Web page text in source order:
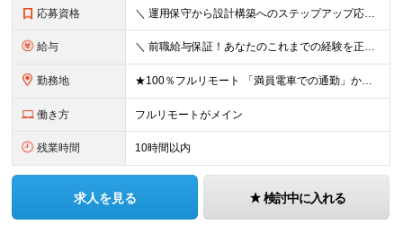
応募資格 ＼ 運用保守から設計構築へのステップアップ応援！ ／ ★学歴・分野不問（運用保守経験のみでも歓迎） ★「設計・構築に挑戦したい」「市場価値を高めたい」という意欲を重視！ ┗豊富な案件（SIer直下など
給与 ＼ 前職給与保証！あなたのこれまでの経験を正当評価 ／ ★月収50万円～スタート！【年俸600万～1,162万8,000円（12分割）】 ――「頑張りが給与に直結しない…」そんな不満とは無縁の環境で
勤務地 ★100％フルリモート 「満員電車での通勤」から卒業できます！ ★転勤なし 【本社】 東京都新宿区神楽坂1-2 研究社英語センタービル3階 本社またはプロジェクト先にて勤務いただきます！ ※プロジ
働き方 フルリモートがメイン
残業時間 10時間以内
求人を見る 検討中に入れる